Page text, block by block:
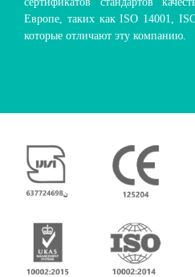
Европе, таких как ISO 14001,
которые отличают эту компанию.